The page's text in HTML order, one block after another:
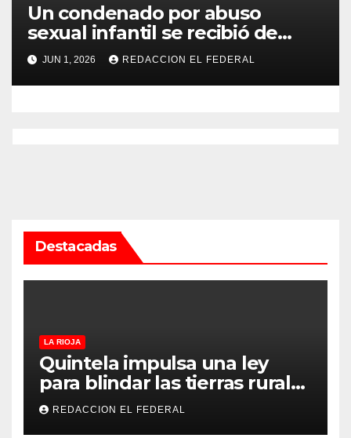
Un condenado por abuso
sexual infantil se recibió de
psicopedagogo dentro del
Servicio Penitenciario de La
Rioja
JUN 1, 2026 REDACCION EL FEDERAL
Destacadas
LA RIOJA
Quintela impulsa una ley
para blindar las tierras rurales
de La Rioja: cuáles son los
principales puntos
REDACCION EL FEDERAL